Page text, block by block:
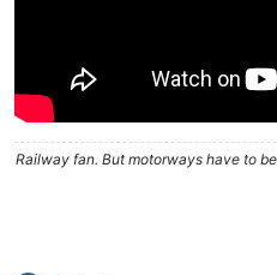
Railway fan. But motorways have to